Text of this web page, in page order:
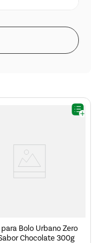
Bolo Urbano Zero
Chocolate 300g